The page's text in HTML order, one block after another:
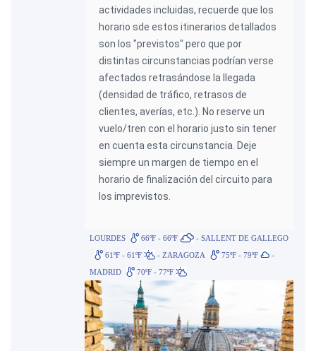
actividades incluidas, recuerde que los
horario sde estos itinerarios detallados
son los "previstos" pero que por
distintas circunstancias podrían verse
afectados retrasándose la llegada
(densidad de tráfico, retrasos de
clientes, averías, etc.). No reserve un
vuelo/tren con el horario justo sin tener
en cuenta esta circunstancia. Deje
siempre un margen de tiempo en el
horario de finalización del circuito para
los imprevistos.
LOURDES 66ºF - 66ºF
- SALLENT DE GALLEGO
61ºF - 61ºF
- ZARAGOZA 75ºF - 79ºF
-
MADRID
70ºF - 77ºF